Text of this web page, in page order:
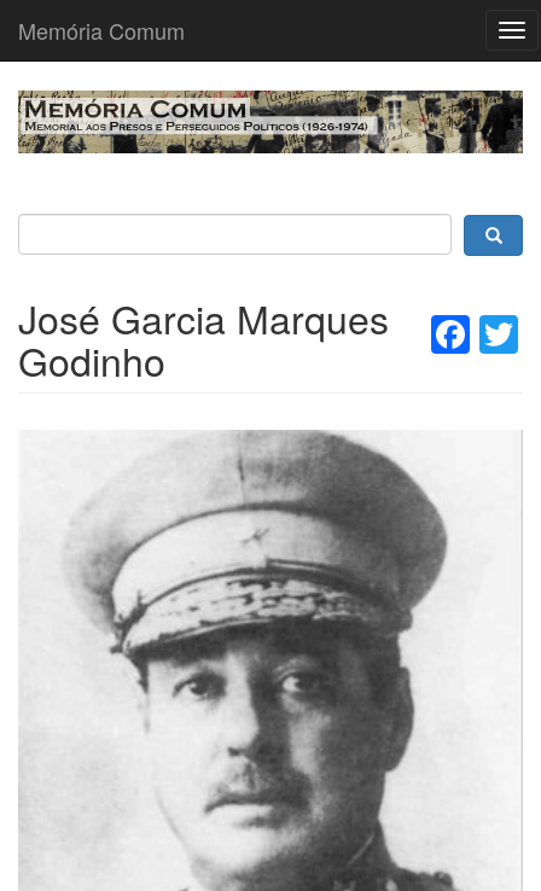
Passar
para
Memória Comum
José Garcia Marques
Godinho